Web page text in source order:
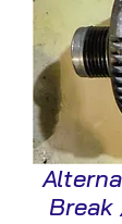
Break